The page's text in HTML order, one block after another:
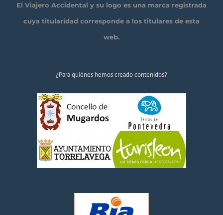
El Viajero Accidental y su logo es una marca registrada
cuya titularidad corresponde a los titulares de esta
web.
¿Para quiénes hemos creado contenidos?